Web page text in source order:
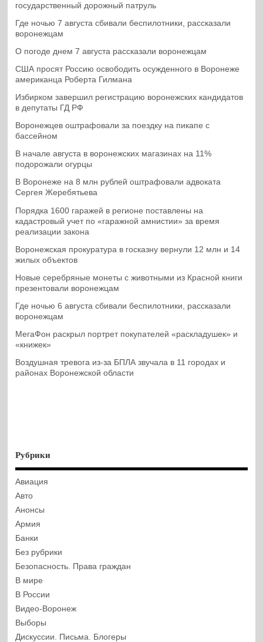
государственный дорожный патруль
Где ночью 7 августа сбивали беспилотники, рассказали
воронежцам
О погоде днем 7 августа рассказали воронежцам
США просят Россию освободить осужденного в Воронеже
американца Роберта Гилмана
Избирком завершил регистрацию воронежских кандидатов
в депутаты ГД РФ
Воронежцев оштрафовали за поездку на пикапе с
бассейном
В начале августа в воронежских магазинах на 11%
подорожали огурцы
В Воронеже на 8 млн рублей оштрафовали адвоката
Сергея Жеребятьева
Порядка 1600 гаражей в регионе поставлены на
кадастровый учет по «гаражной амнистии» за время
реализации закона
Воронежская прокуратура в госказну вернули 12 млн и 14
жилых объектов
Новые серебряные монеты с животными из Красной книги
презентовали воронежцам
Где ночью 6 августа сбивали беспилотники, рассказали
воронежцам
МегаФон раскрыл портрет покупателей «раскладушек» и
«книжек»
Воздушная тревога из-за БПЛА звучала в 11 городах и
районах Воронежской области
Рубрики
Авиация
Авто
Анонсы
Армия
Банки
Без рубрики
Безопасность. Права граждан
В мире
В России
Видео-Воронеж
Выборы
Дискуссии. Письма. Блогеры